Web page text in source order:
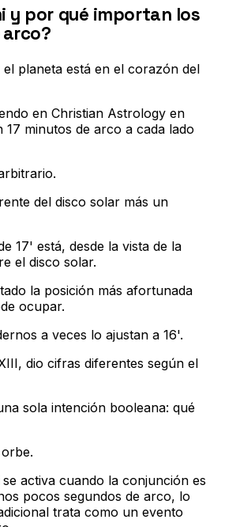
y por qué importan los
el planeta está en el corazón del
en Christian Astrology en
17 minutos de arco a cada lado
.
del disco solar más un
17' está, desde la vista de la
el disco solar.
la posición más afortunada
ocupar.
a veces lo ajustan a 16'.
dio cifras diferentes según el
sola intención booleana: qué
.
activa cuando la conjunción es
pocos segundos de arco, lo
trata como un evento